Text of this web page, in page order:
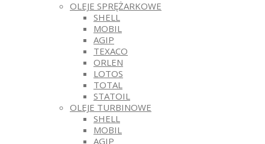
OLEJE SPRĘŻARKOWE
SHELL
MOBIL
AGIP
TEXACO
ORLEN
LOTOS
TOTAL
STATOIL
OLEJE TURBINOWE
SHELL
MOBIL
AGIP